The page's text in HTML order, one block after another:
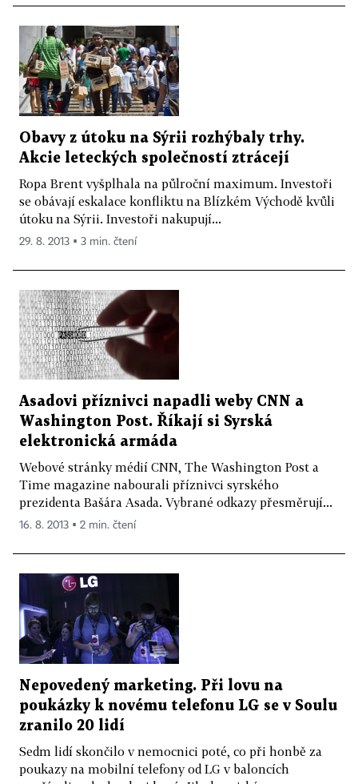
Obavy z útoku na Sýrii rozhýbaly trhy.
Akcie leteckých společností ztrácejí
Ropa Brent vyšplhala na půlroční maximum. Investoři
se obávají eskalace konfliktu na Blízkém Východě kvůli
útoku na Sýrii. Investoři nakupují...
29. 8. 2013 ▪ 3 min. čtení
Asadovi příznivci napadli weby CNN a
Washington Post. Říkají si Syrská
elektronická armáda
Webové stránky médií CNN, The Washington Post a
Time magazine nabourali příznivci syrského
prezidenta Bašára Asada. Vybrané odkazy přesměrují...
16. 8. 2013 ▪ 2 min. čtení
Nepovedený marketing. Při lovu na
poukázky k novému telefonu LG se v Soulu
zranilo 20 lidí
Sedm lidí skončilo v nemocnici poté, co při honbě za
poukazy na mobilní telefony od LG v baloncích